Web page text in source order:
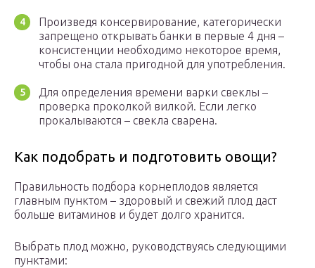
Произведя консервирование, категорически
запрещено открывать банки в первые 4 дня –
консистенции необходимо некоторое время,
чтобы она стала пригодной для употребления.
Для определения времени варки свеклы –
проверка проколкой вилкой. Если легко
прокалываются – свекла сварена.
Как подобрать и подготовить овощи?
Правильность подбора корнеплодов является
главным пунктом – здоровый и свежий плод даст
больше витаминов и будет долго хранится.
Выбрать плод можно, руководствуясь следующими
пунктами: